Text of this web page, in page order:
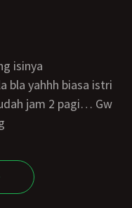
bla yahhh biasa istri
jam 2 pagi… Gw